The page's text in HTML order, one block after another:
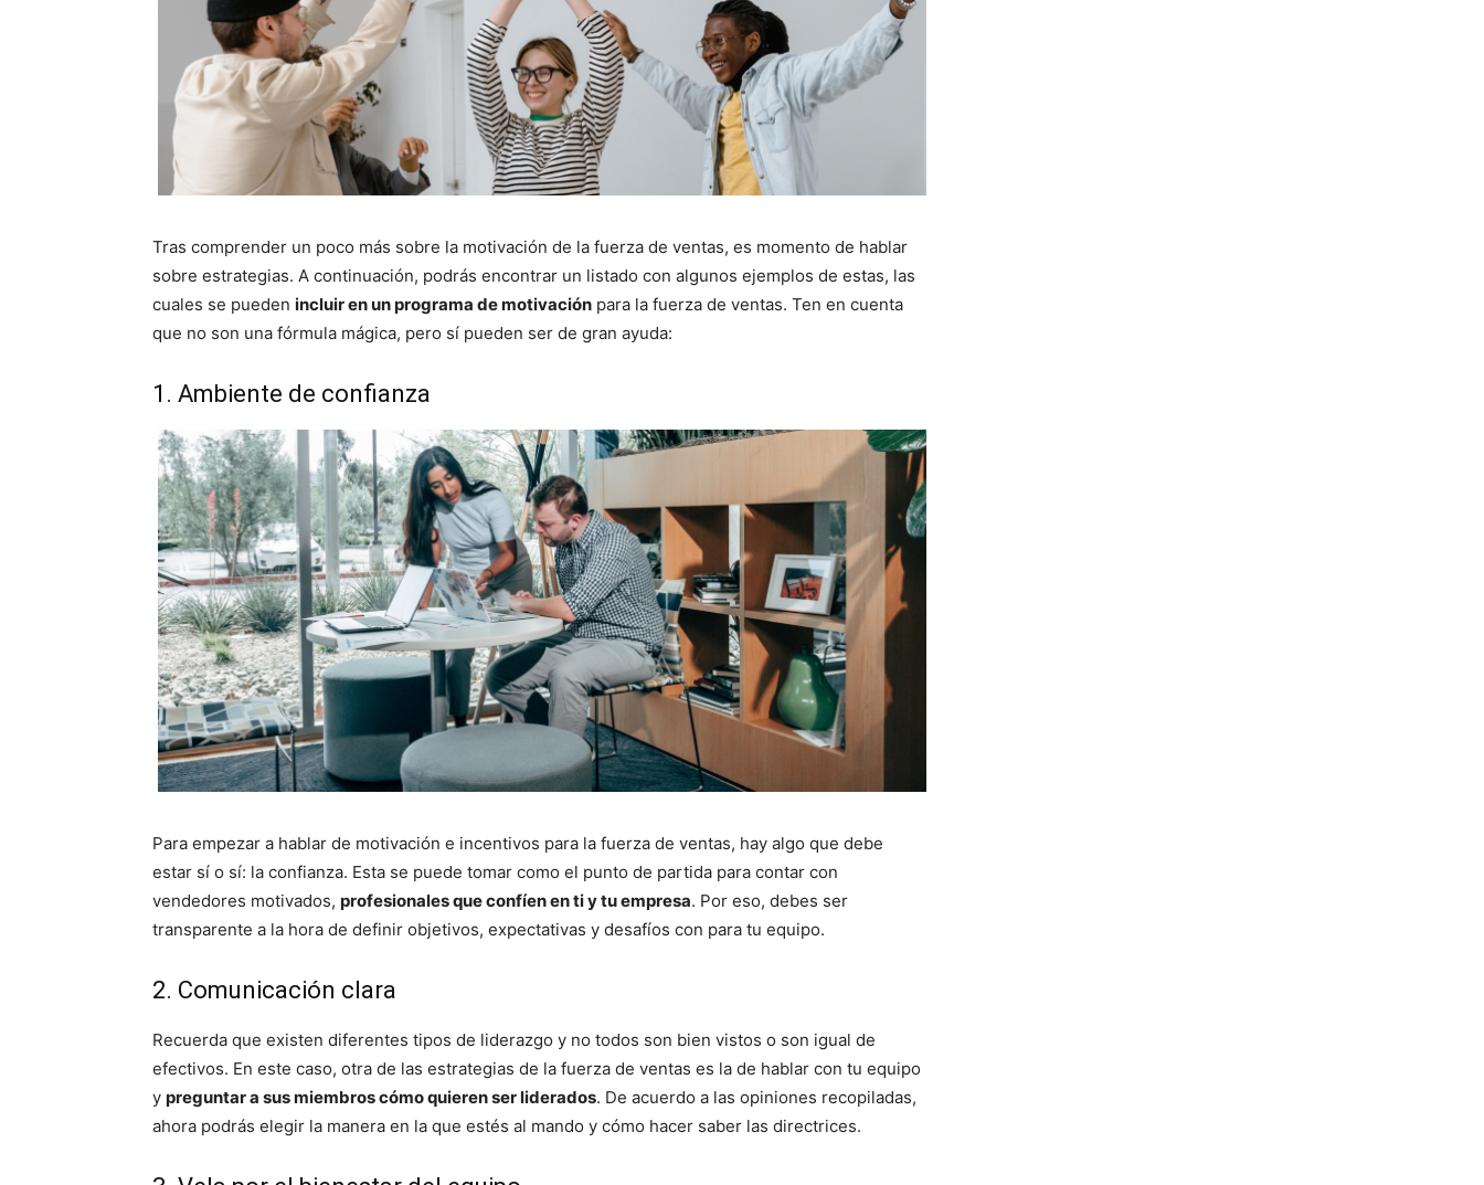
Tras comprender un poco más sobre la motivación de la fuerza de ventas, es momento de hablar
sobre estrategias. A continuación, podrás encontrar un listado con algunos ejemplos de estas, las
cuales se pueden incluir en un programa de motivación para la fuerza de ventas. Ten en cuenta
que no son una fórmula mágica, pero sí pueden ser de gran ayuda:
1. Ambiente de confianza
Para empezar a hablar de motivación e incentivos para la fuerza de ventas, hay algo que debe
estar sí o sí: la confianza. Esta se puede tomar como el punto de partida para contar con
vendedores motivados, profesionales que confíen en ti y tu empresa. Por eso, debes ser
transparente a la hora de definir objetivos, expectativas y desafíos con para tu equipo.
2. Comunicación clara
Recuerda que existen diferentes tipos de liderazgo y no todos son bien vistos o son igual de
efectivos. En este caso, otra de las estrategias de la fuerza de ventas es la de hablar con tu equipo
y preguntar a sus miembros cómo quieren ser liderados. De acuerdo a las opiniones recopiladas,
ahora podrás elegir la manera en la que estés al mando y cómo hacer saber las directrices.